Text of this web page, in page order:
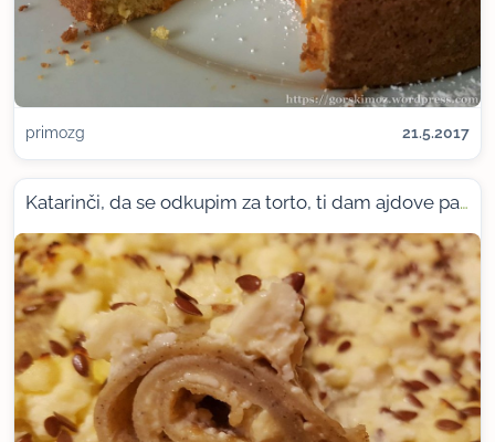
primozg 21.5.2017
Katarinči, da se odkupim za torto, ti dam ajdove pačalinke s skuto, zapečene v pečici ....